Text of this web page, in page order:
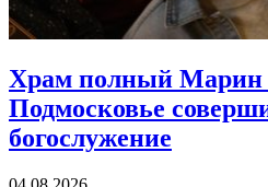
Храм полный Марин
Подмосковье
богослужение